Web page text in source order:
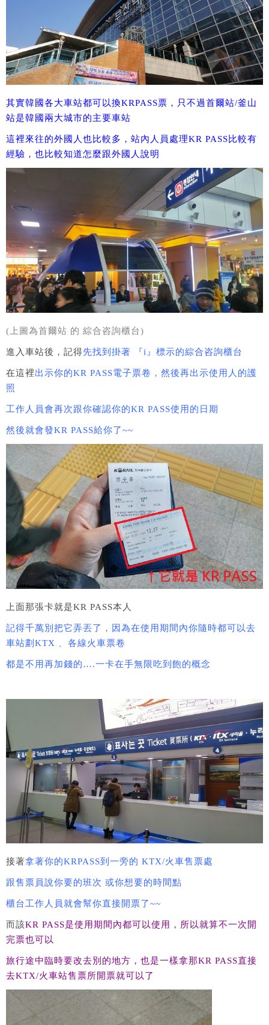
其實韓國各大車站都可以換KRPASS票，只不過首爾站/釜山
站是韓國兩大城市的主要車站
這裡來往的外國人也比較多，站內人員處理KR PASS比較有
經驗，也比較知道怎麼跟外國人說明
(上圖為首爾站 的 綜合咨詢櫃台)
進入車站後，記得先找到掛著 『i』標示的綜合咨詢櫃台
在這裡出示你的KR PASS電子票卷，然後再出示使用人的護
照
工作人員會再次跟你確認你的KR PASS使用的日期
然後就會發KR PASS給你了~~
上面那張卡就是KR PASS本人
記得千萬別把它弄丟了，因為在使用期間內你隨時都可以去
車站劃KTX 、各線火車票卷
都是不用再加錢的….一卡在手無限吃到飽的概念
接著拿著你的KRPASS到一旁的 KTX/火車售票處
跟售票員說你要的班次 或你想要的時間點
櫃台工作人員就會幫你直接開票了~~
而該KR PASS是使用期間內都可以使用，所以就算不一次開
完票也可以
旅行途中臨時要改去別的地方，也是一樣拿那KR PASS直接
去KTX/火車站售票所開票就可以了